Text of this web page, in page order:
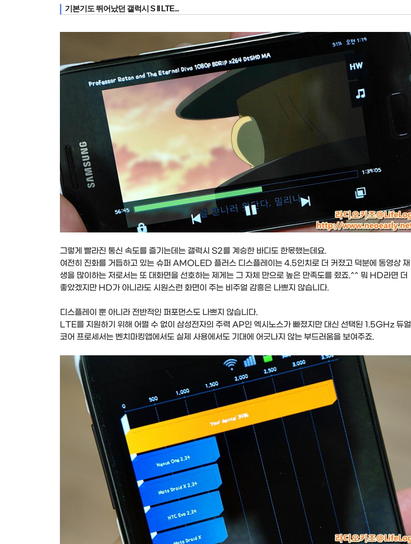
기본기도 뛰어났던 갤럭시 S II LTE...
그렇게 빨라진 통신 속도를 즐기는데는 갤럭시 S2를 계승한 바디도 한몫했는데요.
여전히 진화를 거듭하고 있는 슈퍼 AMOLED 플러스 디스플레이는 4.5인치로 더 커졌고 덕분에 동영상 재
생을 많이하는 저로서는 또 대화면을 선호하는 제게는 그 자체 만으로 높은 만족도를 줬죠.^^ 뭐 HD라면 더
좋았겠지만 HD가 아니라도 시원스런 화면이 주는 비주얼 감흥은 나쁘지 않습니다.
디스플레이 뿐 아니라 전반적인 퍼포먼스도 나쁘지 않습니다.
LTE를 지원하기 위해 어쩔 수 없이 삼성전자의 주력 AP인 엑시노스가 빠졌지만 대신 선택된 1.5GHz 듀얼
코어 프로세서는 벤치마킹앱에서도 실제 사용에서도 기대에 어긋나지 않는 부드러움을 보여주죠.